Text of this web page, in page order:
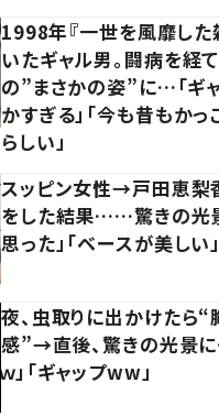
1998年『一世を風靡した
いたギャル男。闘病を経
の”まさかの姿”に…「ギャ
かすぎる」「今も昔もかっ
らしい」
スッピン女性→戸田恵梨
をした結果……驚きの光
思った」「ベースが美しい」
夜、虫取りに出かけたら
感”→直後、驚きの光景に
ｗ」「ギャップww」